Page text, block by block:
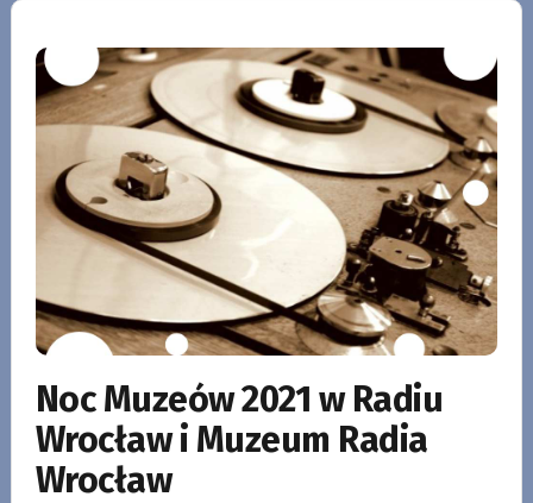
Noc Muzeów 2021 w Radiu
Wrocław i Muzeum Radia
Wrocław